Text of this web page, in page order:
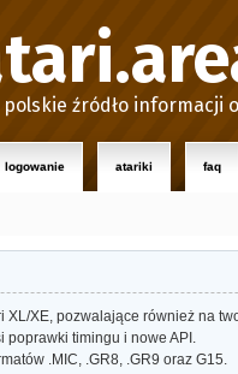
polskie źródło informacji
logowanie atariki faq
XL/XE, pozwalające również na
poprawki timingu i nowe API.
.MIC, .GR8, .GR9 oraz G15.